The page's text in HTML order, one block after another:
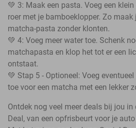
💚 3: Maak een pasta. Voeg een
roer met je bamboeklopper. Zo maak
matcha-pasta zonder klonten.
💚 4: Voeg meer water toe. Schenk
matchapasta en klop het tot er een
ontstaat.
💚 Stap 5 - Optioneel: Voeg
toe voor een matcha met een lekker
Ontdek nog veel meer deals bij jou in
Deal, van een opfrisbeurt voor je